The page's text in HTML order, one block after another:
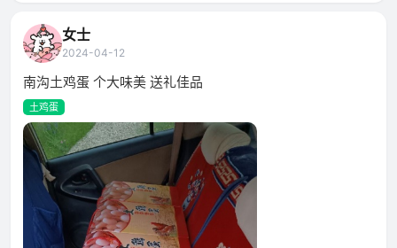
女士
2024-04-12
南沟土鸡蛋 个大味美 送礼佳品
土鸡蛋